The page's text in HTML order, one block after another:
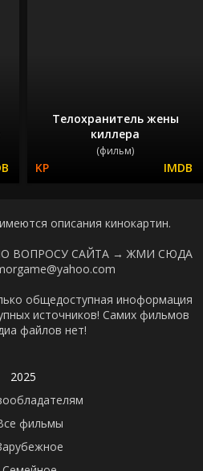
Телохранитель жены
киллера
(фильм)
описания кинокартин.
ВОПРОСУ САЙТА → ЖМИ СЮДА
общедоступная иноформация
источников! Самих фильмов
файлов нет!
2025
фильмы